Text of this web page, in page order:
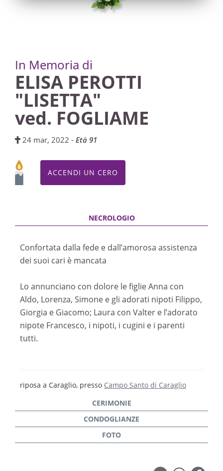
In Memoria di
ELISA PEROTTI
"LISETTA"
ved. FOGLIAME
24 mar, 2022 -Età 91
ACCENDI UN CERO
Confortata dalla fede e dall’amorosa assistenza
dei suoi cari è mancata
Lo annunciano con dolore le figlie Anna con
Aldo, Lorenza, Simone e gli adorati nipoti Filippo,
Giorgia e Giacomo; Laura con Valter e l’adorato
nipote Francesco, i nipoti, i cugini e i parenti
tutti.
riposa a Caraglio, presso Campo Santo di Caraglio